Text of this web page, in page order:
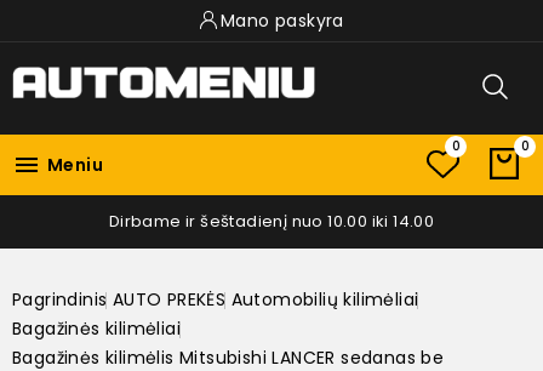
Mano paskyra
 Meniu
0 0
Dirbame ir šeštadienį nuo 10.00 iki 14.00
Pagrindinis AUTO PREKĖS Automobilių kilimėliai
Bagažinės kilimėliai
Bagažinės kilimėlis Mitsubishi LANCER sedanas be